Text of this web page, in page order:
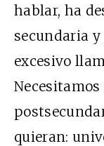
hablar, ha
secundaria
excesivo
quieran: